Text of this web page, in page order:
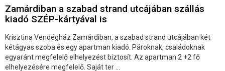
Zamárdiban a szabad strand utcájában szállás
kiadó SZÉP-kártyával is
Krisztina Vendégház Zamárdiban, a szabad strand utcájában két
kétágyas szoba és egy apartman kiadó. Pároknak, családoknak
egyaránt megfelelő elhelyezést biztosít. Az apartman 2 +2 fő
elhelyezésére megfelelő. Saját ter ...